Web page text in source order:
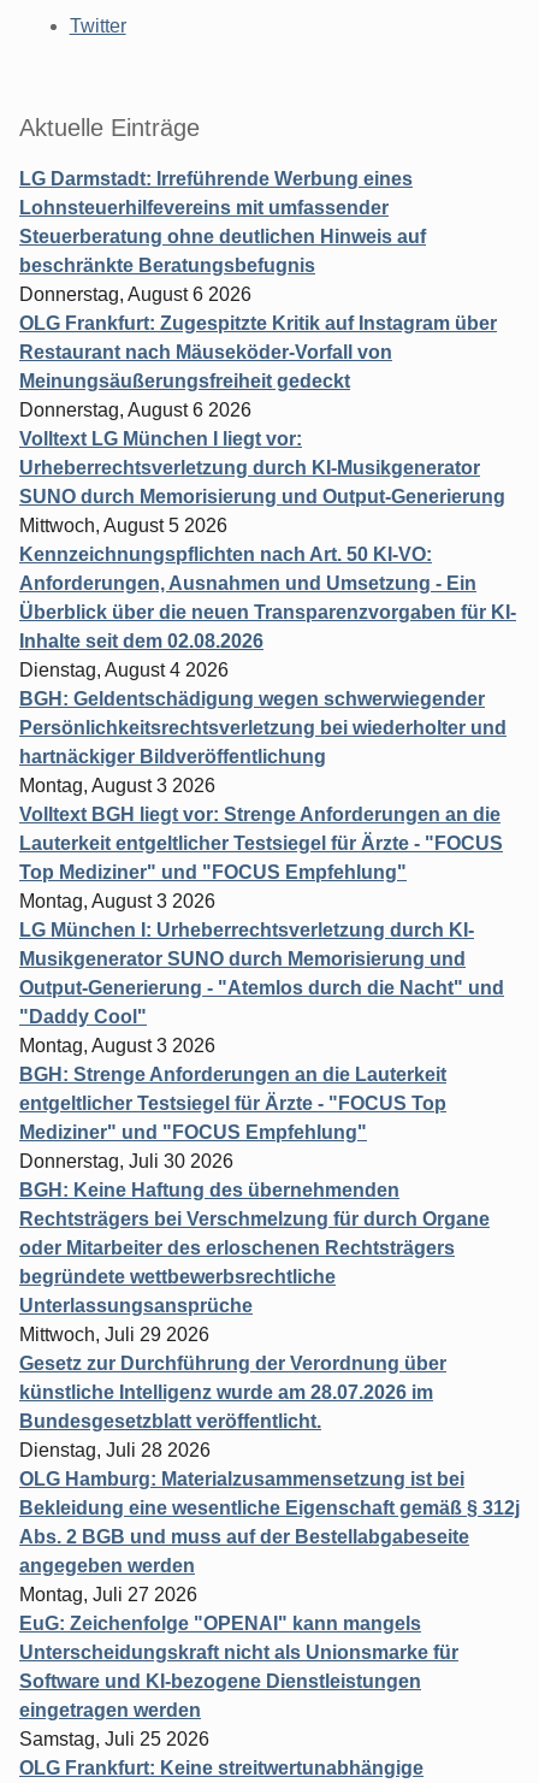
Twitter
Aktuelle Einträge
LG Darmstadt: Irreführende Werbung eines
Lohnsteuerhilfevereins mit umfassender
Steuerberatung ohne deutlichen Hinweis auf
beschränkte Beratungsbefugnis
Donnerstag, August 6 2026
OLG Frankfurt: Zugespitzte Kritik auf Instagram über
Restaurant nach Mäuseköder-Vorfall von
Meinungsäußerungsfreiheit gedeckt
Donnerstag, August 6 2026
Volltext LG München I liegt vor:
Urheberrechtsverletzung durch KI-Musikgenerator
SUNO durch Memorisierung und Output-Generierung
Mittwoch, August 5 2026
Kennzeichnungspflichten nach Art. 50 KI-VO:
Anforderungen, Ausnahmen und Umsetzung - Ein
Überblick über die neuen Transparenzvorgaben für KI-
Inhalte seit dem 02.08.2026
Dienstag, August 4 2026
BGH: Geldentschädigung wegen schwerwiegender
Persönlichkeitsrechtsverletzung bei wiederholter und
hartnäckiger Bildveröffentlichung
Montag, August 3 2026
Volltext BGH liegt vor: Strenge Anforderungen an die
Lauterkeit entgeltlicher Testsiegel für Ärzte - "FOCUS
Top Mediziner" und "FOCUS Empfehlung"
Montag, August 3 2026
LG München I: Urheberrechtsverletzung durch KI-
Musikgenerator SUNO durch Memorisierung und
Output-Generierung - "Atemlos durch die Nacht" und
"Daddy Cool"
Montag, August 3 2026
BGH: Strenge Anforderungen an die Lauterkeit
entgeltlicher Testsiegel für Ärzte - "FOCUS Top
Mediziner" und "FOCUS Empfehlung"
Donnerstag, Juli 30 2026
BGH: Keine Haftung des übernehmenden
Rechtsträgers bei Verschmelzung für durch Organe
oder Mitarbeiter des erloschenen Rechtsträgers
begründete wettbewerbsrechtliche
Unterlassungsansprüche
Mittwoch, Juli 29 2026
Gesetz zur Durchführung der Verordnung über
künstliche Intelligenz wurde am 28.07.2026 im
Bundesgesetzblatt veröffentlicht.
Dienstag, Juli 28 2026
OLG Hamburg: Materialzusammensetzung ist bei
Bekleidung eine wesentliche Eigenschaft gemäß § 312j
Abs. 2 BGB und muss auf der Bestellabgabeseite
angegeben werden
Montag, Juli 27 2026
EuG: Zeichenfolge "OPENAI" kann mangels
Unterscheidungskraft nicht als Unionsmarke für
Software und KI-bezogene Dienstleistungen
eingetragen werden
Samstag, Juli 25 2026
OLG Frankfurt: Keine streitwertunabhängige